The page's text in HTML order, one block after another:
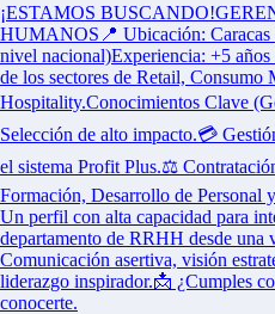
¡ESTAMOS
HUMANOS📍 Ubicación: Caracas
nivel nacional)Experiencia: +5
de los sectores de Retail, Consumo
Hospitality.Conocimientos Clave
Selección de alto impacto.💳
el sistema Profit Plus.⚖️
Formación, Desarrollo de Personal
Un perfil con alta capacidad para
departamento de RRHH desde una
Comunicación asertiva, visión
liderazgo inspirador.📩 ¿Cumples
conocerte.